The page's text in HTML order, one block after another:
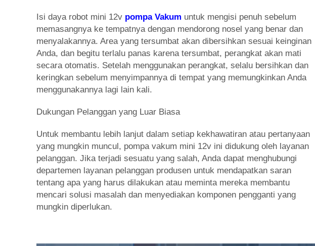
Isi daya robot mini 12v pompa Vakum untuk mengisi penuh sebelum
memasangnya ke tempatnya dengan mendorong nosel yang benar dan
menyalakannya. Area yang tersumbat akan dibersihkan sesuai keinginan
Anda, dan begitu terlalu panas karena tersumbat, perangkat akan mati
secara otomatis. Setelah menggunakan perangkat, selalu bersihkan dan
keringkan sebelum menyimpannya di tempat yang memungkinkan Anda
menggunakannya lagi lain kali.
Dukungan Pelanggan yang Luar Biasa
Untuk membantu lebih lanjut dalam setiap kekhawatiran atau pertanyaan
yang mungkin muncul, pompa vakum mini 12v ini didukung oleh layanan
pelanggan. Jika terjadi sesuatu yang salah, Anda dapat menghubungi
departemen layanan pelanggan produsen untuk mendapatkan saran
tentang apa yang harus dilakukan atau meminta mereka membantu
mencari solusi masalah dan menyediakan komponen pengganti yang
mungkin diperlukan.